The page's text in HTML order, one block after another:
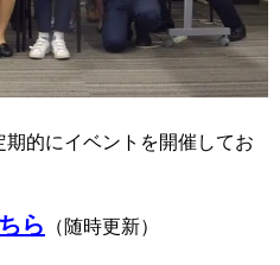
期的にイベントを開催してお
ら （随時更新）